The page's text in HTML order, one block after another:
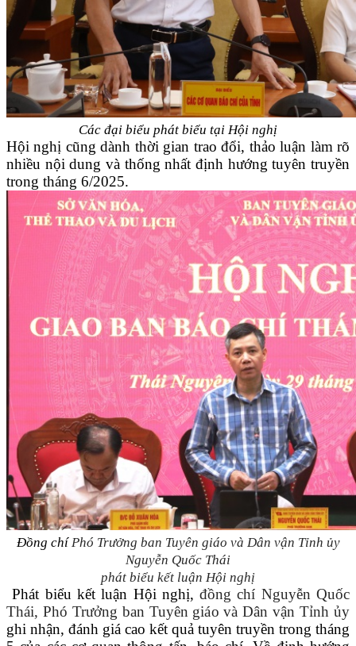
Các đại biểu phát biểu tại Hội nghị
Hội nghị cũng dành thời gian trao đổi, thảo luận làm rõ
nhiều nội dung và thống nhất định hướng tuyên truyền
trong tháng 6/2025.
Đồng chíPhó Trưởng ban Tuyên giáo và Dân vận Tỉnh ủy
Nguyễn Quốc Thái
phát biểu kết luận Hội nghị
Phát biểu kết luận Hội nghị,đồng chí Nguyễn Quốc
Thái, Phó Trưởng ban Tuyên giáo và Dân vận Tỉnh ủy
ghi nhận, đánh giá cao kết quả tuyên truyền trong tháng